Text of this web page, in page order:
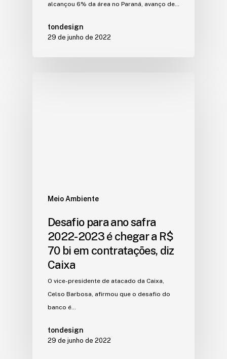
alcançou 6% da área no Paraná, avanço de…
tondesign
29 de junho de 2022
Meio Ambiente
Desafio para ano safra
2022-2023 é chegar a R$
70 bi em contratações, diz
Caixa
O vice-presidente de atacado da Caixa,
Celso Barbosa, afirmou que o desafio do
banco é…
tondesign
29 de junho de 2022